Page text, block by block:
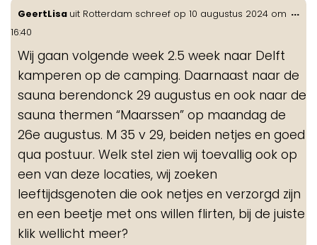
GeertLisa uit Rotterdam schreef op 10 augustus 2024 om
16:40
Wij gaan volgende week 2.5 week naar Delft
kamperen op de camping. Daarnaast naar de
sauna berendonck 29 augustus en ook naar de
sauna thermen “Maarssen” op maandag de
26e augustus. M 35 v 29, beiden netjes en goed
qua postuur. Welk stel zien wij toevallig ook op
een van deze locaties, wij zoeken
leeftijdsgenoten die ook netjes en verzorgd zijn
en een beetje met ons willen flirten, bij de juiste
klik wellicht meer?
...